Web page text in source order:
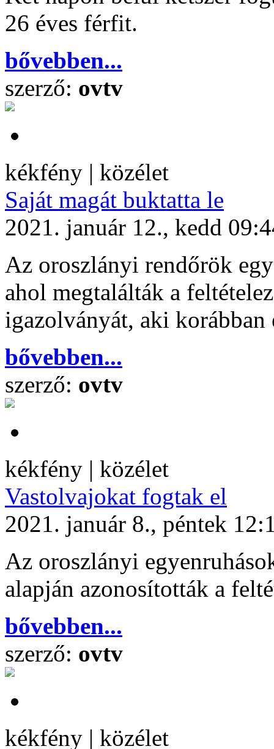
26 éves férfit.
bővebben...
szerző: ovtv
kékfény | közélet
Saját magát buktatta le
2021. január 12., kedd
Az oroszlányi rendőrök
ahol megtalálták a
igazolványát, aki
bővebben...
szerző: ovtv
kékfény | közélet
Vastolvajokat fogtak el
2021. január 8., péntek
Az oroszlányi
alapján azonosították a
bővebben...
szerző: ovtv
kékfény | közélet